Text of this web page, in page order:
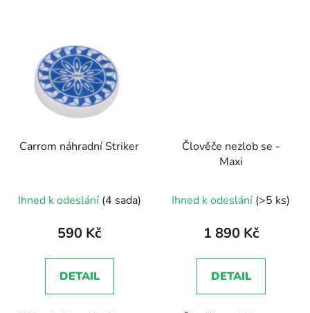
Carrom náhradní Striker
hodnocení
produktu
5,0
z
Ihned k odeslání (4 sada)
590 Kč
DETAIL
Člověče nezlob se -
Maxi
Ihned k odeslání (>5 ks)
1 890 Kč
DETAIL